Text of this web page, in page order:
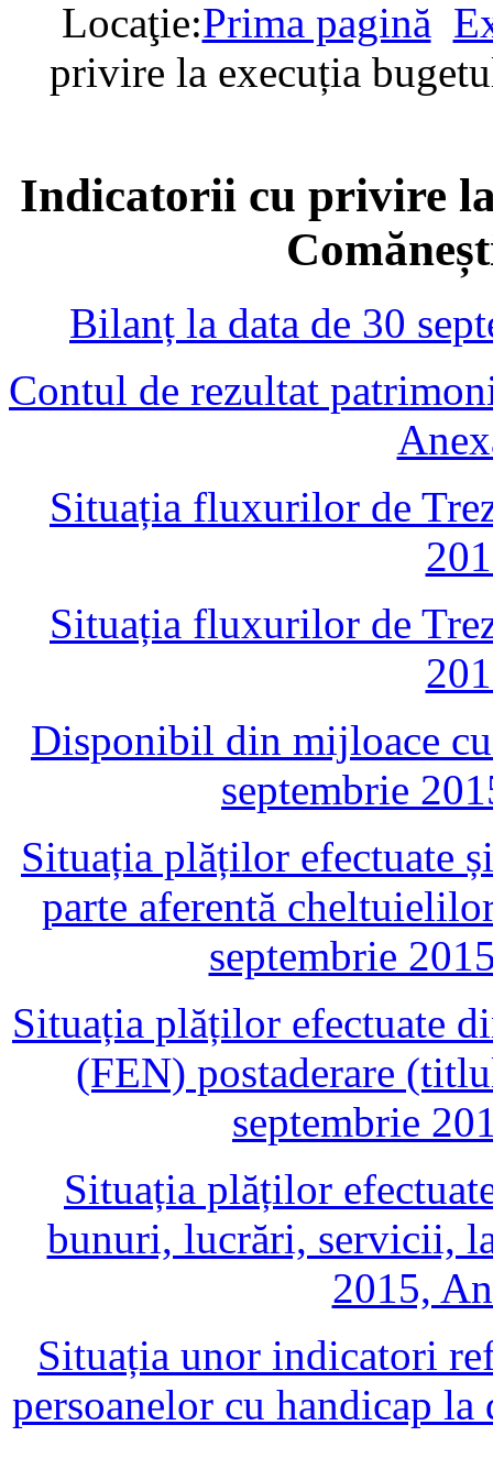
Locaţie:Prima pagină
privire la execuția
Indicatorii cu privire
Bilanț la data de 30
Contul de rezultat
Situația fluxurilor de
Situația fluxurilor de
Disponibil din mijloace
septembrie
Situația plăților efectuate
parte aferentă
septembrie
Situația plăților efectuate
(FEN) postaderare
septembrie
Situația plăților
bunuri, lucrări, servicii,
2015,
Situația unor indicatori
persoanelor cu handicap